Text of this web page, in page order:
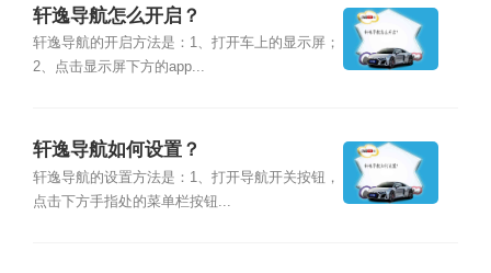
轩逸导航怎么开启？
轩逸导航的开启方法是：1、打开车上的显示屏；
2、点击显示屏下方的app...
轩逸导航如何设置？
轩逸导航的设置方法是：1、打开导航开关按钮，
点击下方手指处的菜单栏按钮...